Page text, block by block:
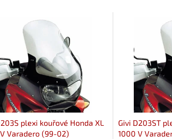
plexi kouřové Honda XL
Varadero (99-02)
Givi D203ST
1000 V